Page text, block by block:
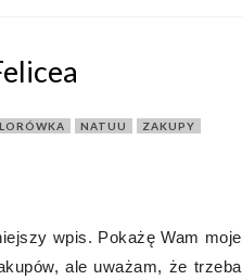
NATUU ZAKUPY
wpis. Pokażę Wam moje
ale uważam, że trzeba